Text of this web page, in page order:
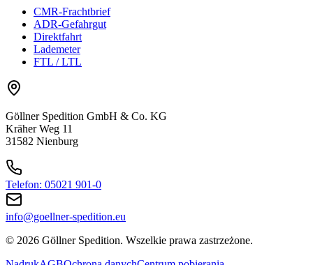
CMR-Frachtbrief
ADR-Gefahrgut
Direktfahrt
Lademeter
FTL / LTL
Göllner Spedition GmbH & Co. KG
Kräher Weg 11
31582 Nienburg
Telefon: 05021 901-0
info@goellner-spedition.eu
© 2026 Göllner Spedition. Wszelkie prawa zastrzeżone.